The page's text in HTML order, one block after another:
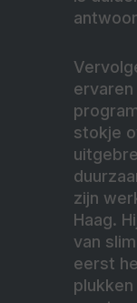
stokje
zijn
Haag.
van
eerst